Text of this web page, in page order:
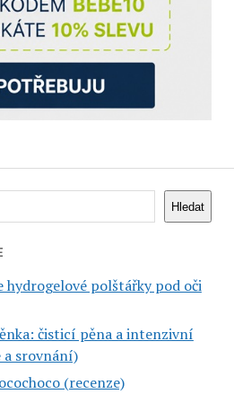
Hledat
hydrogelové polštářky pod oči
čisticí pěna a intenzivní
a srovnání)
(recenze)